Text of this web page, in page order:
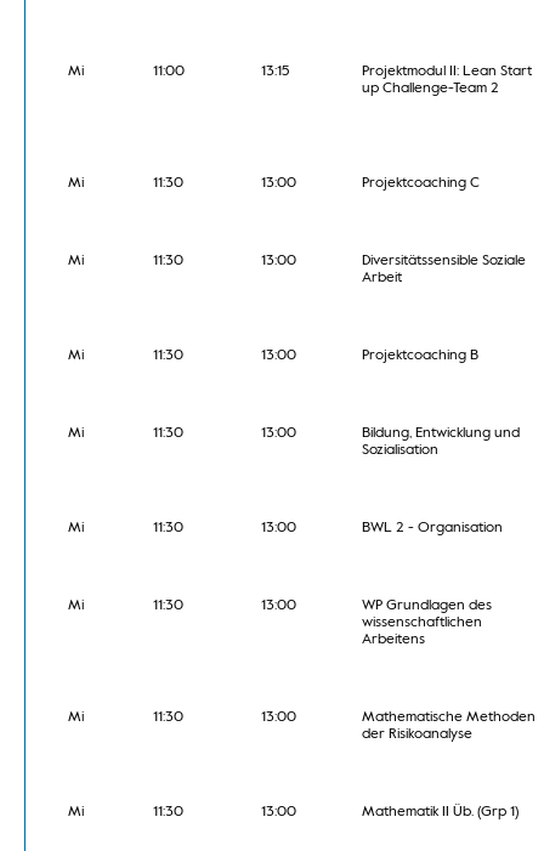
Mi 11:00 13:15
Projektmodul II: Lean Start
up Challenge-Team 2
Mi 11:30 13:00 Projektcoaching C
Mi 11:30 13:00
Diversitätssensible Soziale
Arbeit
Mi 11:30 13:00 Projektcoaching B
Mi 11:30 13:00
Bildung, Entwicklung und
Sozialisation
Mi 11:30 13:00 BWL 2 - Organisation
Mi 11:30 13:00
WP Grundlagen des
wissenschaftlichen
Arbeitens
Mi 11:30 13:00
Mathematische Methoden
der Risikoanalyse
Mi 11:30 13:00 Mathematik II Üb. (Grp 1)